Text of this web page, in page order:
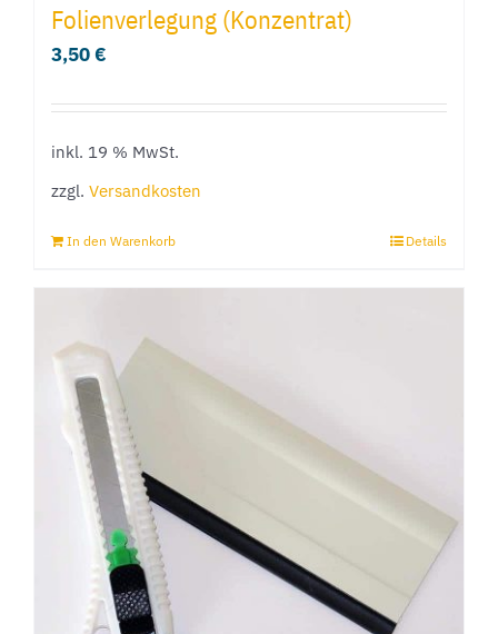
Folienverlegung (Konzentrat)
3,50€
inkl. 19 % MwSt.
zzgl. Versandkosten
In den Warenkorb Details